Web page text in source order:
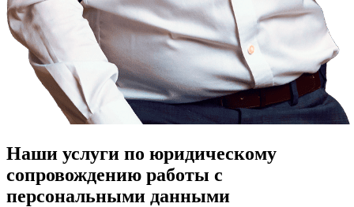
Наши услуги по юридическому
сопровождению работы с
персональными данными